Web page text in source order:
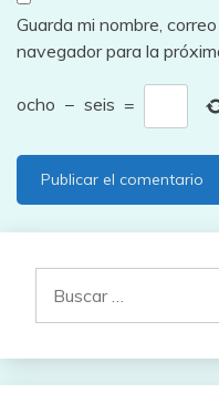
Guarda mi nombre,
navegador para la
ocho − seis =